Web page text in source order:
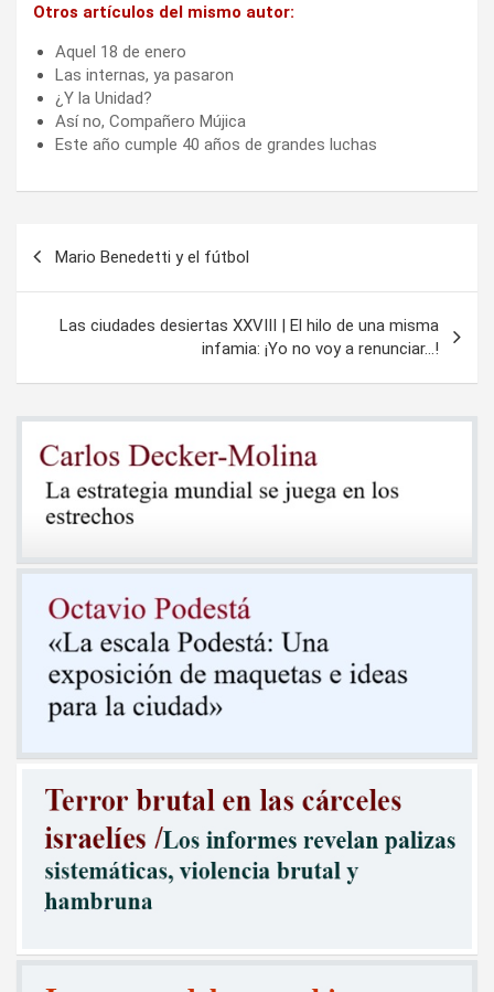
Otros artículos del mismo autor:
Aquel 18 de enero
Las internas, ya pasaron
¿Y la Unidad?
Así no, Compañero Mújica
Este año cumple 40 años de grandes luchas
entradas
Mario Benedetti y el fútbol
Las ciudades desiertas XXVIII | El hilo de una misma
infamia: ¡Yo no voy a renunciar…!